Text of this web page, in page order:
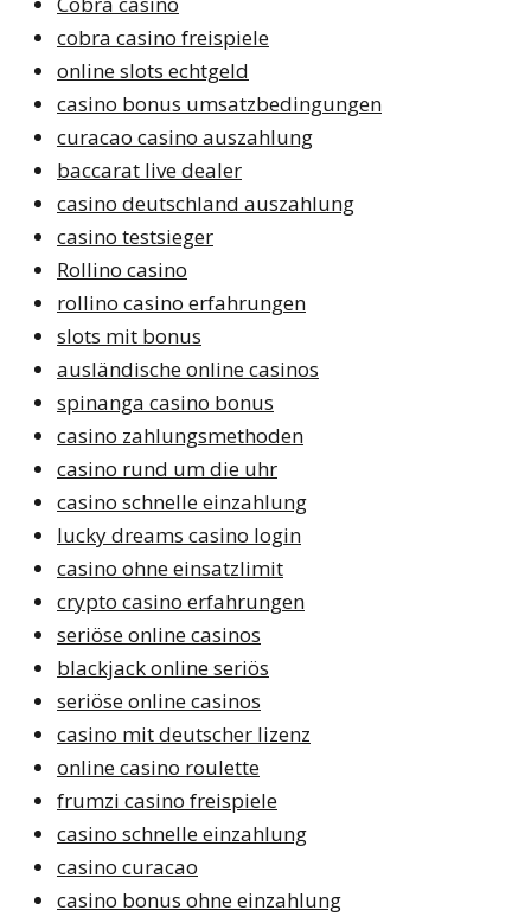
cobra casino freispiele
online slots echtgeld
casino bonus umsatzbedingungen
curacao casino auszahlung
baccarat live dealer
casino deutschland auszahlung
casino testsieger
Rollino casino
rollino casino erfahrungen
slots mit bonus
ausländische online casinos
spinanga casino bonus
casino zahlungsmethoden
casino rund um die uhr
casino schnelle einzahlung
lucky dreams casino login
casino ohne einsatzlimit
crypto casino erfahrungen
seriöse online casinos
blackjack online seriös
seriöse online casinos
casino mit deutscher lizenz
online casino roulette
frumzi casino freispiele
casino schnelle einzahlung
casino curacao
casino bonus ohne einzahlung